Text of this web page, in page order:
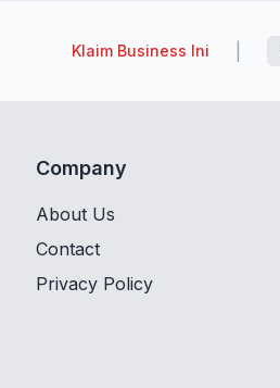
Klaim Business Ini
Company
About Us
Contact
Privacy Policy